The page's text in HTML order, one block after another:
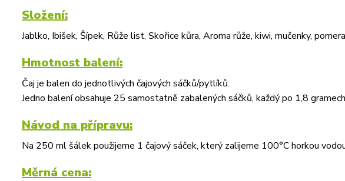
Složení:
Jablko, Ibišek, Šípek, Růže list, Skořice kůra, Aroma růže, kiwi, mučenky,
Hmotnost balení:
Čaj je balen do jednotlivých čajových sáčků/pytlíků.
Jedno balení obsahuje 25 samostatně zabalených sáčků, každý po 1,8
Návod na přípravu:
Na 250 ml šálek použijeme 1 čajový sáček, který zalijeme 100°C horkou
Měrná cena: